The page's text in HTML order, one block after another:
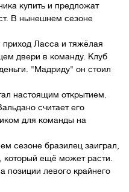
купить и предложат
В нынешнем сезоне
приход Ласса и тяжёлая
двери в команду. Клуб
"Мадриду" он стоил
настоящим открытием.
считает его
для команды на
сезоне бразилец заиграл,
который ещё может расти.
позиции левого крайнего